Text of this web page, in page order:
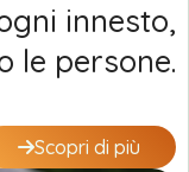
innesto,
le persone.
Scopri di più